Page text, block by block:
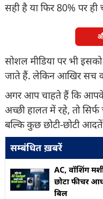
सही है या फिर 80% पर ही
सोशल मीडिया पर भी
जाते हैं. लेकिन आखिर सच
अगर आप चाहते हैं कि
अच्छी हालत में रहे, तो सिर्फ
बल्कि कुछ छोटी-छोटी
सम्बंधित ख़बरें
AC, वॉशिंग
छोटा फीचर
बिल